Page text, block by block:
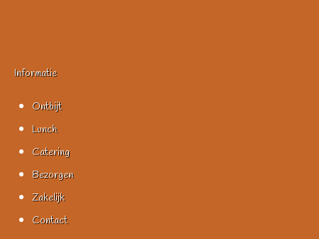
Informatie
Ontbijt
Lunch
Catering
Bezorgen
Zakelijk
Contact